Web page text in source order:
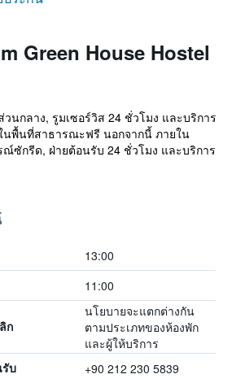
Green House Hostel
นกลาง, รูมเซอร์วิส 24 ชั่วโมง และบริการ
นพื้นที่สาธารณะฟรี นอกจากนี้ ภายใน
ซักรีด, ฝ่ายต้อนรับ 24 ชั่วโมง และบริการ
13:00
11:00
ก
นโยบายจะแตกต่างกัน
ตามประเภทของห้องพัก
และผู้ให้บริการ
รับ +90 212 230 5839